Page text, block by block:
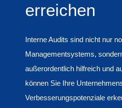
erreichen
Interne Audits sind nicht nur
Managementsystems,
außerordentlich hilfreich und
können Sie Ihre
Verbesserungspotenziale